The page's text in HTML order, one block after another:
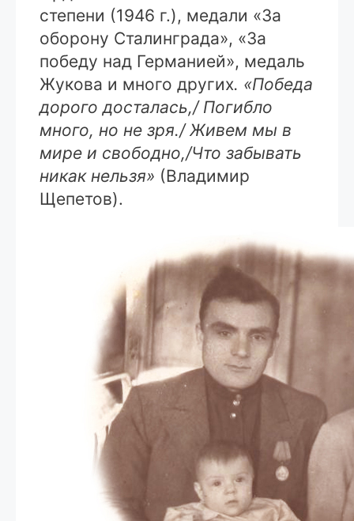
степени (1946 г.), медали «За
оборону Сталинграда», «За
победу над Германией», медаль
Жукова и много других. «Победа
дорого досталась,/ Погибло
много, но не зря./ Живем мы в
мире и свободно,/Что забывать
никак нельзя» (Владимир
Щепетов).